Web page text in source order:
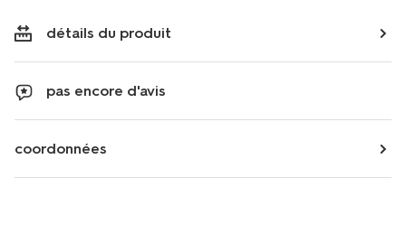
détails du produit
pas encore d'avis
coordonnées